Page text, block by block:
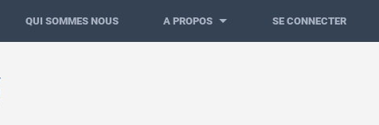
QUI SOMMES NOUS A PROPOS SE CONNECTER